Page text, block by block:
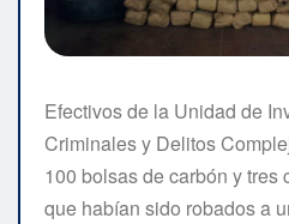
Efectivos de la Unidad de
Criminales y Delitos
100 bolsas de carbón y tres
que habían sido robados a